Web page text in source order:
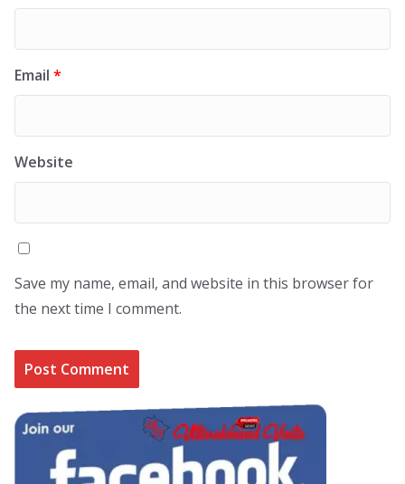
Email *
Website
Save my name, email, and website in this browser for
the next time I comment.